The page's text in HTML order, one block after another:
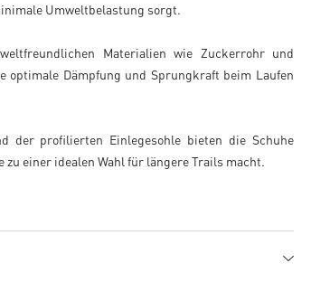
Umweltbelastung sorgt.
Materialien wie Zuckerrohr und
Dämpfung und Sprungkraft beim Laufen
der profilierten Einlegesohle bieten die Schuhe
einer idealen Wahl für längere Trails macht.